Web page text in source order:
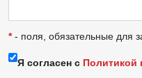
*- поля, обязательные для
Я согласен с Политикой